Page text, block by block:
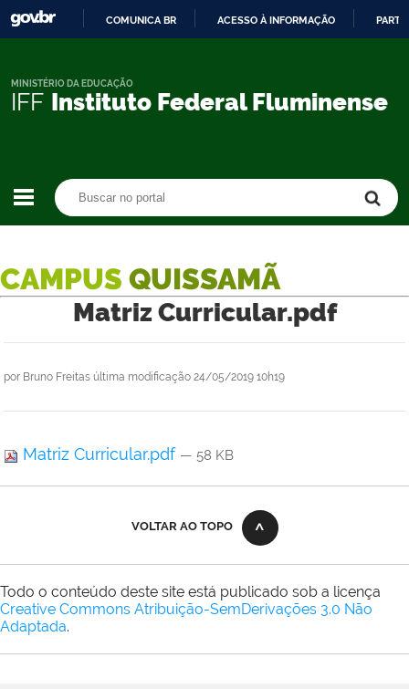
CONTEÚDO
COMUNICA BR ACESSO À INFORMAÇÃO
IFF Instituto Federal Fluminense
MINISTÉRIO DA EDUCAÇÃO
CAMPUS QUISSAMÃ
Matriz Curricular.pdf
por Bruno Freitas última modificação 24/05/2019 10h19
Matriz Curricular.pdf — 58 KB
VOLTAR AO TOPO
Todo o conteúdo deste site está publicado sob a licença
Creative Commons Atribuição-SemDerivações 3.0 Não
Adaptada.